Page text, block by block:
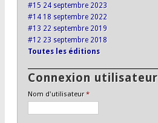
#15 24 septembre 2023
#14 18 septembre 2022
#13 22 septembre 2019
#12 23 septembre 2018
Toutes les éditions
Connexion utilisateur
Nom d'utilisateur*